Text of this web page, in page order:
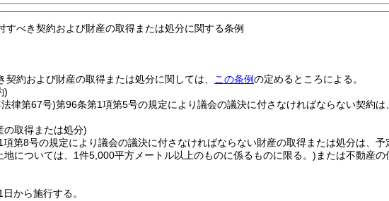
すべき契約および財産の取得または処分に関する条例
契約および財産の取得または処分に関しては、 この条例の定めるところによる。
)
律第67号)第96条第1項第5号の規定により議会の議決に付さなければならない契約
の取得または処分)
第8号の規定により議会の議決に付さなければならない財産の取得または処分は、
地については、1件5,000平方メートル以上のものに係るものに限る。) または不動産
から施行する。